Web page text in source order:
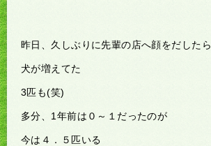
昨日、久しぶりに先輩の店へ顔をだしたら
犬が増えてた
3匹も(笑)
多分、1年前は０～１だったのが
今は４．５匹いる